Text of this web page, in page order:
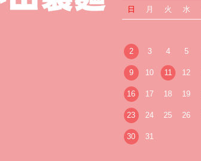
日 月 火 水
2 3 4 5
9 10 11 12
16 17 18 19
23 24 25 26
30 31